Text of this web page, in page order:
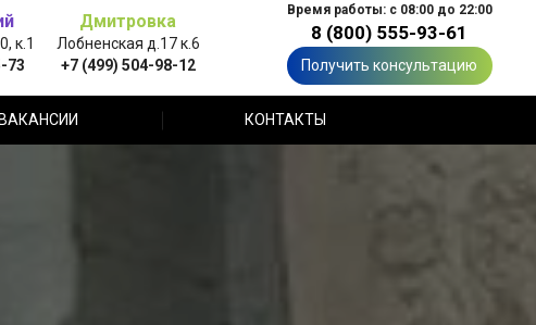
к.1
73
Дмитровка
Лобненская д.17 к.6
+7 (499) 504-98-12
Время работы: с 08:00 до 22:00
8 (800) 555-93-61
Получить консультацию
ВАКАНСИИ КОНТАКТЫ